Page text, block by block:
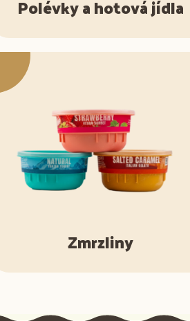
Polévky a hotová jídla
Zmrzliny